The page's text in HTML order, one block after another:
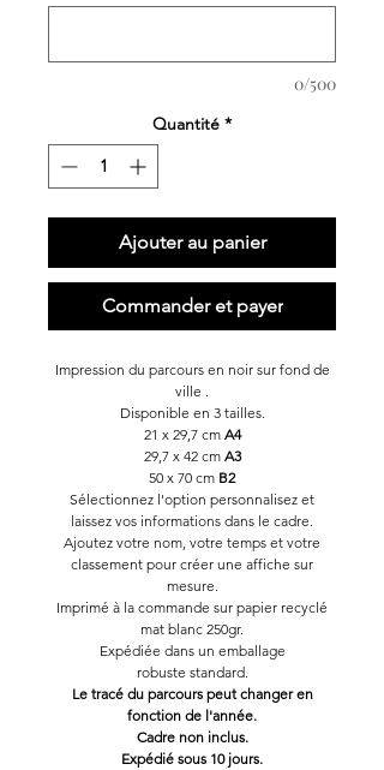
0/500
Quantité *
Ajouter au panier
Commander et payer
Impression du parcours en noir sur fond de
ville .
Disponible en 3 tailles.
21 x 29,7 cm A4
29,7 x 42 cm A3
50 x 70 cm B2
Sélectionnez l'option personnalisez et
laissez vos informations dans le cadre.
Ajoutez votre nom, votre temps et votre
classement pour créer une affiche sur
mesure.
Imprimé à la commande sur papier recyclé
mat blanc 250gr.
Expédiée dans un emballage
robuste standard.
Le tracé du parcours peut changer en
fonction de l'année.
Cadre non inclus.
Expédié sous 10 jours.